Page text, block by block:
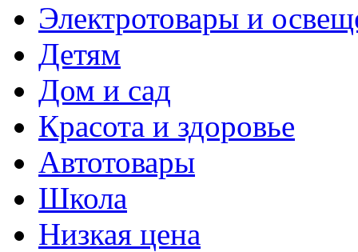
Электротовары и
Детям
Дом и сад
Красота и здоровье
Автотовары
Школа
Низкая цена